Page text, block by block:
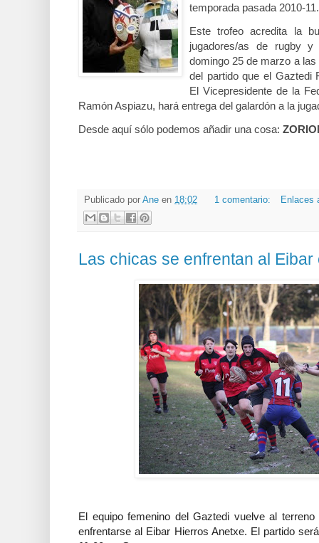
temporada pasada 2010-11.
Este trofeo acredita la
jugadores/as de rugby
domingo 25 de marzo a
del partido que el Gaztedi
El Vicepresidente de la
Ramón Aspiazu, hará entrega del galardón a la
Desde aquí sólo podemos añadir una cosa:
Publicado por Ane en 18:02 1 comentario: Enlaces
Las chicas se enfrentan al Eibar
El equipo femenino del Gaztedi vuelve al
enfrentarse al Eibar Hierros Anetxe. El partido